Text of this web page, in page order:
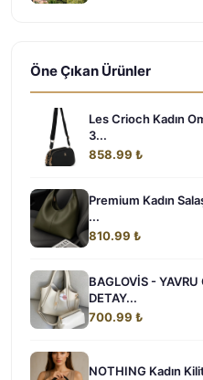
Öne Çıkan Ürünler
Les Crioch Kadın
3...
858.99 ₺
Premium Kadın
...
810.99 ₺
BAGLOVİS -
DETAY...
700.99 ₺
NOTHING Kadın